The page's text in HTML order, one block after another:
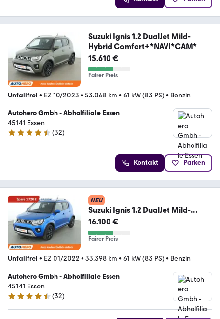
Suzuki Ignis 1.2 DualJet Mild-
Hybrid Comfort+*NAVI*CAM*
15.610 €
Fairer Preis
Unfallfrei • EZ 10/2023 • 53.068 km • 61 kW (83 PS) • Benzin
Autohero Gmbh - Abholfiliale Essen
45141 Essen
4.7 Sterne
(32)
Kontakt Parken
NEU
Suzuki Ignis 1.2 DualJet Mild-
Hybrid Comfort Aut.*CAM*
16.100 €
Fairer Preis
Unfallfrei • EZ 01/2022 • 33.398 km • 61 kW (83 PS) • Benzin
Autohero Gmbh - Abholfiliale Essen
45141 Essen
4.7 Sterne
(32)